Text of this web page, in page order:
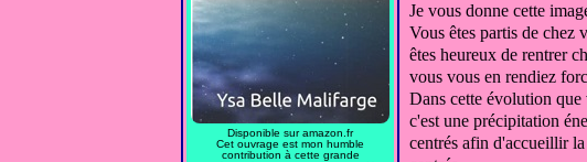
Disponible sur amazon.fr
Cet ouvrage est mon humble
contribution à cette grande
Je vous donne cette
Vous êtes partis de chez
êtes heureux de rentrer
vous vous en rendiez
Dans cette évolution
c'est une précipitation
centrés afin d'accueillir